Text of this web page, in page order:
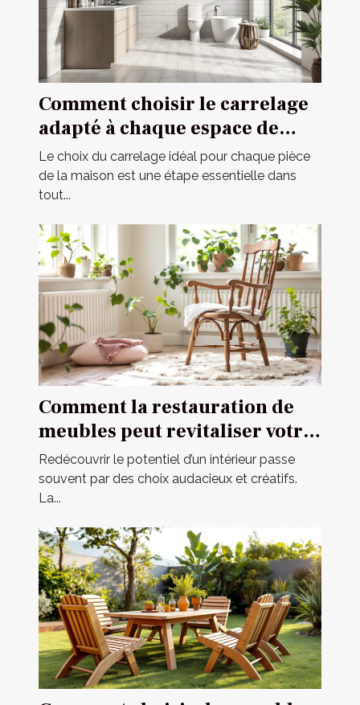
Comment choisir le carrelage
adapté à chaque espace de
votre maison ?
Le choix du carrelage idéal pour chaque pièce
de la maison est une étape essentielle dans
tout...
Comment la restauration de
meubles peut revitaliser votre
intérieur ?
Redécouvrir le potentiel d’un intérieur passe
souvent par des choix audacieux et créatifs.
La...